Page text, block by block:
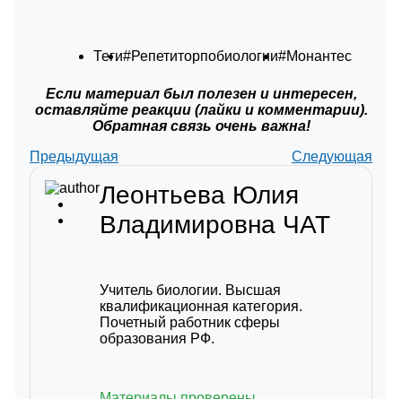
Теги#Репетиторпобиологии#Монантес
Если материал был полезен и интересен,
оставляйте реакции (лайки и комментарии).
Обратная связь очень важна!
Предыдущая
Следующая
Леонтьева Юлия
Владимировна ЧАТ
Учитель биологии. Высшая
квалификационная категория.
Почетный работник сферы
образования РФ.